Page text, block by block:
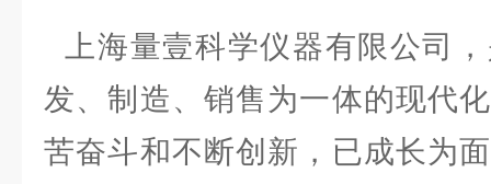
上海量壹科学仪器有限公司
发、制造、销售为一体的现代
苦奋斗和不断创新，已成长为